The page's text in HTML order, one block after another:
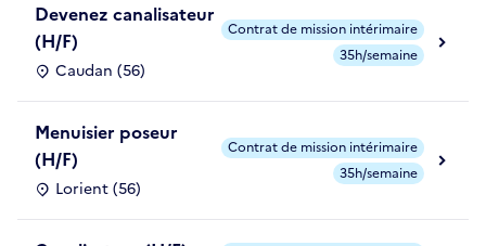
Devenez canalisateur
(H/F)
Caudan (56)
Contrat de mission intérimaire
35h/semaine
Menuisier poseur
(H/F)
Lorient (56)
Contrat de mission intérimaire
35h/semaine